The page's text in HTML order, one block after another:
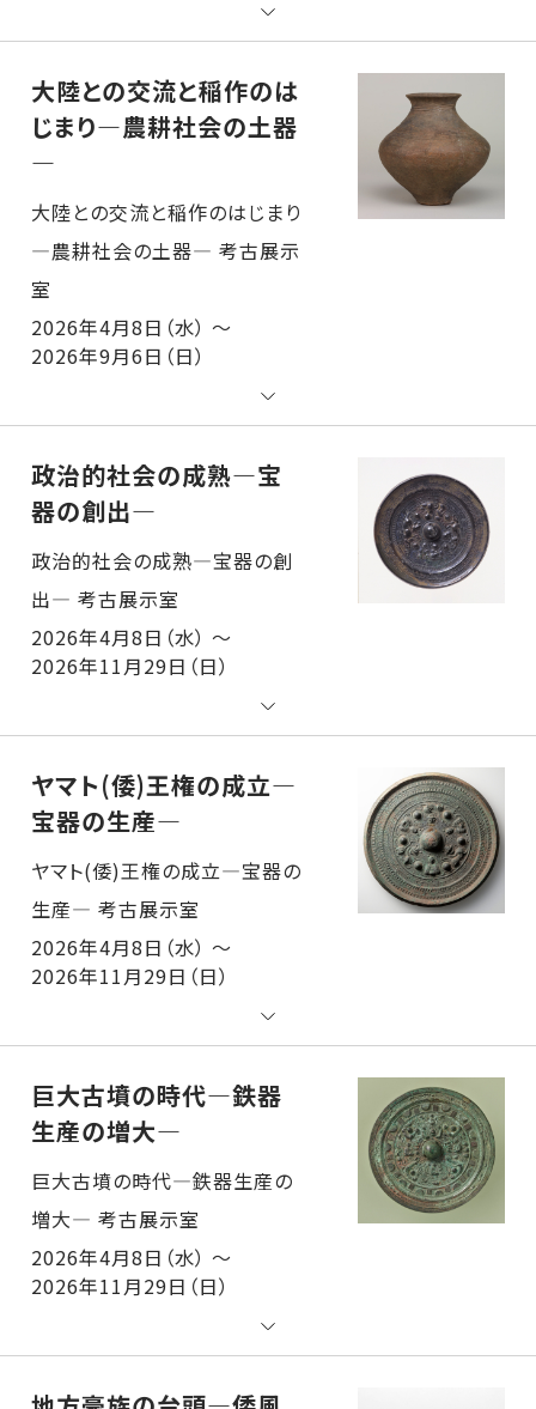
大陸との交流と稲作のは
じまり―農耕社会の土器
―
大陸との交流と稲作のはじまり―農耕社会の土器― 考古展示室
2026年4月8日（水） ～
2026年9月6日（日）
政治的社会の成熟―宝
器の創出―
政治的社会の成熟―宝器の創出― 考古展示室
2026年4月8日（水） ～
2026年11月29日（日）
ヤマト(倭)王権の成立―
宝器の生産―
ヤマト(倭)王権の成立―宝器の生産― 考古展示室
2026年4月8日（水） ～
2026年11月29日（日）
巨大古墳の時代―鉄器
生産の増大―
巨大古墳の時代―鉄器生産の増大― 考古展示室
2026年4月8日（水） ～
2026年11月29日（日）